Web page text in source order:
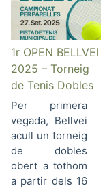
1r OPEN BELLVEI
2025 – Torneig
de Tenis Dobles
Per primera
vegada, Bellvei
acull un torneig
de dobles
obert a tothom
a partir dels 16